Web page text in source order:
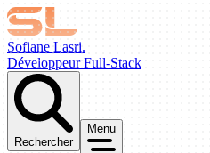
Sofiane Lasri.
Développeur Full-Stack
Rechercher
Menu